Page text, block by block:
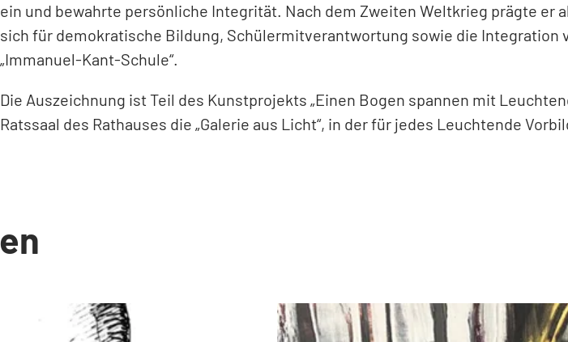
ein und bewahrte persönliche Integrität. Nach dem Zweiten Weltkrieg prägte
sich für demokratische Bildung, Schülermitverantwortung sowie die Integration
„Immanuel-Kant-Schule“.
Die Auszeichnung ist Teil des Kunstprojekts „Einen Bogen spannen mit
Ratssaal des Rathauses die „Galerie aus Licht“, in der für jedes Leuchtende